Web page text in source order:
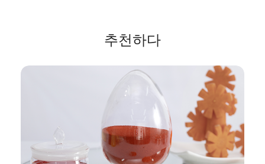
추천하다